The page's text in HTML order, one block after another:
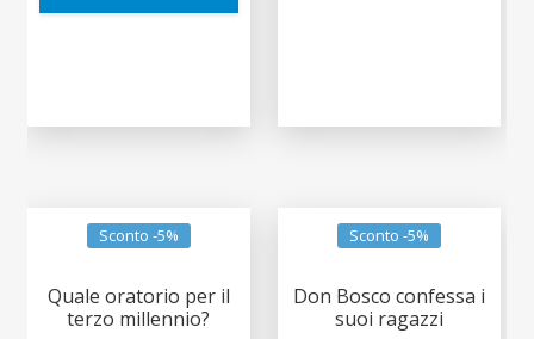
Sconto -5%
Quale oratorio per il
terzo millennio?
Sconto -5%
Don Bosco confessa i
suoi ragazzi